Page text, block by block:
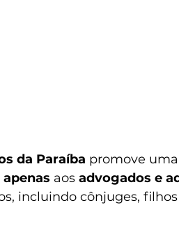
da Paraíba promove uma
apenas aos advogados e
incluindo cônjuges, filhos